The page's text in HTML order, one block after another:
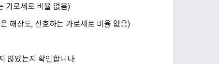
가로세로 비율 없음)
해상도, 선호하는 가로세로 비율 없음)
않았는지 확인합니다.